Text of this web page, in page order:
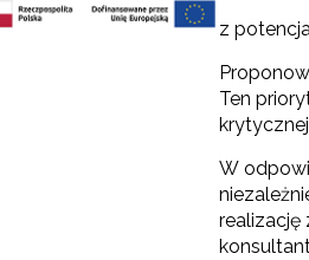
z
Ten
W